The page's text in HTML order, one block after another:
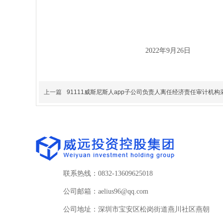
2022年9月 26 日
上一篇 91111威斯尼斯人app子公司负责人离任经济责任审计机构
联系热线：0832-13609625018
公司邮箱 ：aelius96@qq.com
公司地址：深圳市宝安区松岗街道燕川社区燕朝